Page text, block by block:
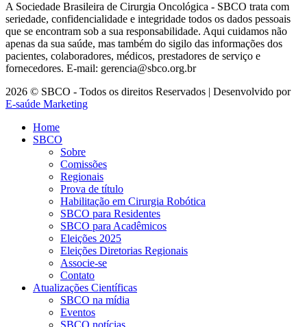
A Sociedade Brasileira de Cirurgia Oncológica - SBCO trata com
seriedade, confidencialidade e integridade todos os dados pessoais
que se encontram sob a sua responsabilidade. Aqui cuidamos não
apenas da sua saúde, mas também do sigilo das informações dos
pacientes, colaboradores, médicos, prestadores de serviço e
fornecedores. E-mail: gerencia@sbco.org.br
2026 © SBCO - Todos os direitos Reservados | Desenvolvido por
E-saúde Marketing
Home
SBCO
Sobre
Comissões
Regionais
Prova de título
Habilitação em Cirurgia Robótica
SBCO para Residentes
SBCO para Acadêmicos
Eleições 2025
Eleições Diretorias Regionais
Associe-se
Contato
Atualizações Científicas
SBCO na mídia
Eventos